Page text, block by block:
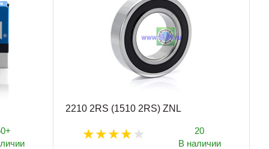
2210 2RS (1510 2RS) ZNL
20
В наличии